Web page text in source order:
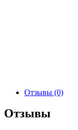
Отзывы (0)
Отзывы